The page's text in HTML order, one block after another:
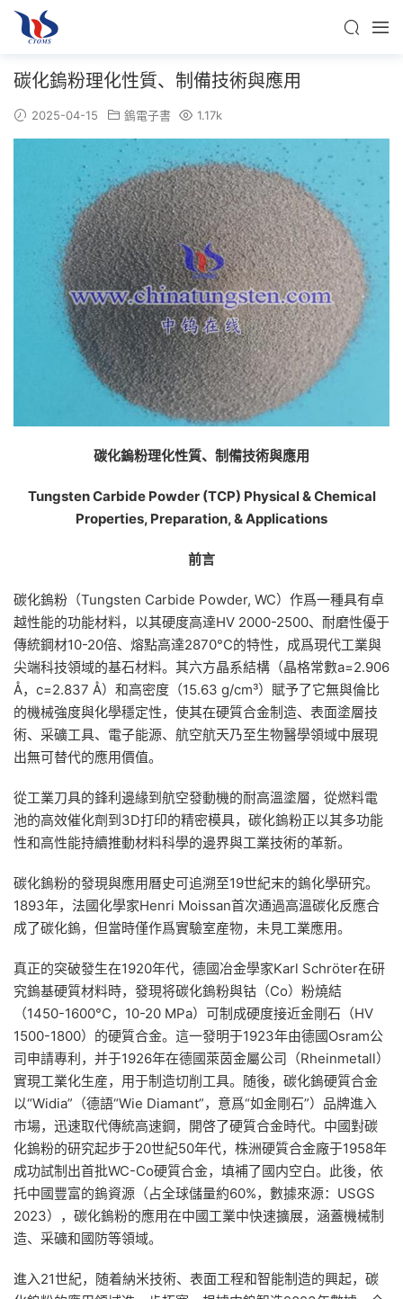
碳化鎢粉理化性質、制備技術與應用
2025-04-15 鎢電子書 1.17k
碳化鎢粉理化性質、制備技術與應用
Tungsten Carbide Powder (TCP) Physical & Chemical
Properties, Preparation, & Applications
前言
碳化鎢粉（Tungsten Carbide Powder, WC）作爲一種具有卓
越性能的功能材料，以其硬度高達HV 2000-2500、耐磨性優于
傳統鋼材10-20倍、熔點高達2870°C的特性，成爲現代工業與
尖端科技領域的基石材料。其六方晶系結構（晶格常數a=2.906
Å，c=2.837 Å）和高密度（15.63 g/cm³）賦予了它無與倫比
的機械強度與化學穩定性，使其在硬質合金制造、表面塗層技
術、采礦工具、電子能源、航空航天乃至生物醫學領域中展現
出無可替代的應用價值。
從工業刀具的鋒利邊緣到航空發動機的耐高溫塗層，從燃料電
池的高效催化劑到3D打印的精密模具，碳化鎢粉正以其多功能
性和高性能持續推動材料科學的邊界與工業技術的革新。
碳化鎢粉的發現與應用曆史可追溯至19世紀末的鎢化學研究。
1893年，法國化學家Henri Moissan首次通過高溫碳化反應合
成了碳化鎢，但當時僅作爲實驗室産物，未見工業應用。
真正的突破發生在1920年代，德國冶金學家Karl Schröter在研
究鎢基硬質材料時，發現将碳化鎢粉與钴（Co）粉燒結
（1450-1600°C，10-20 MPa）可制成硬度接近金剛石（HV
1500-1800）的硬質合金。這一發明于1923年由德國Osram公
司申請專利，并于1926年在德國萊茵金屬公司（Rheinmetall）
實現工業化生産，用于制造切削工具。随後，碳化鎢硬質合金
以“Widia”（德語“Wie Diamant”，意爲“如金剛石”）品牌進入
市場，迅速取代傳統高速鋼，開啓了硬質合金時代。中國對碳
化鎢粉的研究起步于20世紀50年代，株洲硬質合金廠于1958年
成功試制出首批WC-Co硬質合金，填補了國内空白。此後，依
托中國豐富的鎢資源（占全球儲量約60%，數據來源：USGS
2023），碳化鎢粉的應用在中國工業中快速擴展，涵蓋機械制
造、采礦和國防等領域。
進入21世紀，随着納米技術、表面工程和智能制造的興起，碳